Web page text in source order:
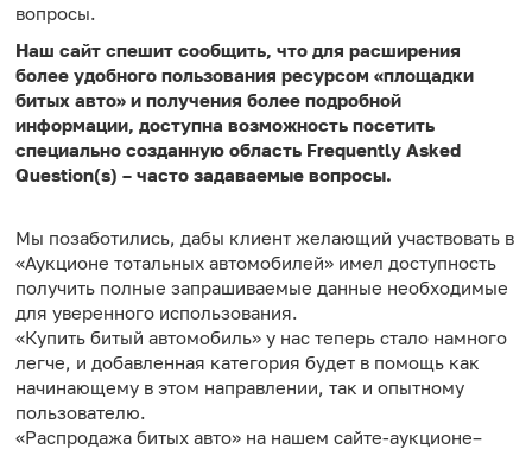
вопросы.
Наш сайт спешит сообщить, что для расширения
более удобного пользования ресурсом «площадки
битых авто» и получения более подробной
информации, доступна возможность посетить
специально созданную область Frequently Asked
Question(s) – часто задаваемые вопросы.
Мы позаботились, дабы клиент желающий участвовать в
«Аукционе тотальных автомобилей» имел доступность
получить полные запрашиваемые данные необходимые
для уверенного использования.
«Купить битый автомобиль» у нас теперь стало намного
легче, и добавленная категория будет в помощь как
начинающему в этом направлении, так и опытному
пользователю.
«Распродажа битых авто» на нашем сайте-аукционе–